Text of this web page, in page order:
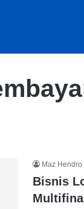
Maz Hendro
Bisnis